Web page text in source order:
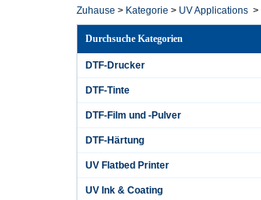
Zuhause > Kategorie > UV Applications>
Durchsuche Kategorien
DTF-Drucker
DTF-Tinte
DTF-Film und -Pulver
DTF-Härtung
UV Flatbed Printer
UV Ink & Coating